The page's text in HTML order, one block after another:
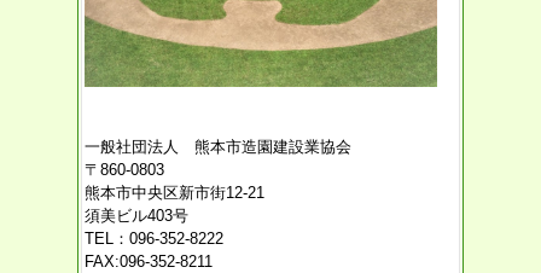
一般社団法人 熊本市造園建設業協会
〒860-0803
熊本市中央区新市街12-21
須美ビル403号
TEL：096-352-8222
FAX:096-352-8211